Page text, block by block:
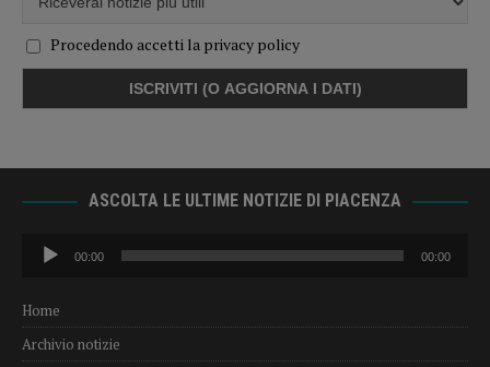
Procedendo accetti la privacy policy
ASCOLTA LE ULTIME NOTIZIE DI PIACENZA
Audio
Player
00:00 00:00
Home
Archivio notizie